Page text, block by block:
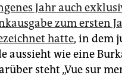
Jahr auch
zum ersten
hatte, in dem
aussieht wie eine
steht „Vue sur